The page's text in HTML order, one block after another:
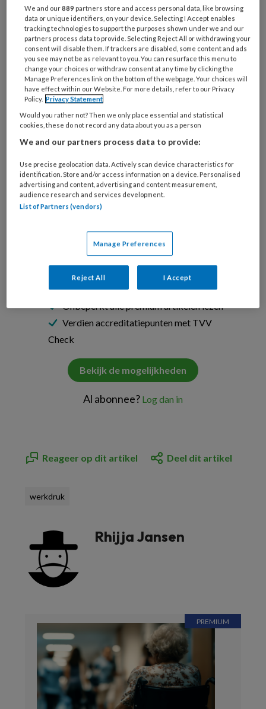
IAN HOOTON/SCIENCE PHOTO LIBRARY (ANP)
De Volkskrant sprak voor het artikel
PREMIUM
Neem een maandabonnement op TVV
voor maar €6,- per maand!
Onbeperkt alle premium artikelen lezen
Verdien accreditatiepunten met TVV
Check
Bekijk de mogelijkheden
Al abonnee? Log dan in
Reageer op dit artikel Deel dit artikel
werkdruk
Rhijja Jansen
We and our889 partners store and access personal data, like browsing
data or unique identifiers, on your device. Selecting I Accept enables
tracking technologies to support the purposes shown under we and our
partners process data to provide. Selecting Reject All or withdrawing your
consent will disable them. If trackers are disabled, some content and ads
you see may not be as relevant to you. You can resurface this menu to
change your choices or withdraw consent at any time by clicking the
Manage Preferences link on the bottom of the webpage. Your choices will
have effect within our Website. For more details, refer to our Privacy
Policy. Privacy Statement
Would you rather not? Then we only place essential and statistical
cookies, these do not record any data about you as a person
We and our partners process data to provide:
Use precise geolocation data. Actively scan device characteristics for
identification. Store and/or access information on a device. Personalised
advertising and content, advertising and content measurement,
audience research and services development.
List of Partners (vendors)
Manage Preferences
Reject All I Accept